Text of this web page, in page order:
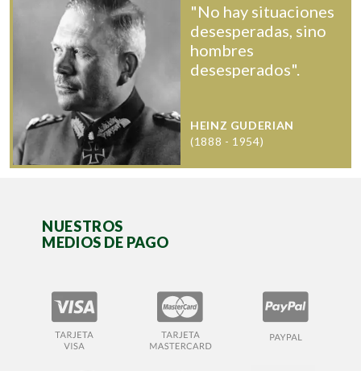
"No hay situaciones
desesperadas, sino
hombres
desesperados".
HEINZ GUDERIAN
(1888 - 1954)
NUESTROS
MEDIOS DE PAGO